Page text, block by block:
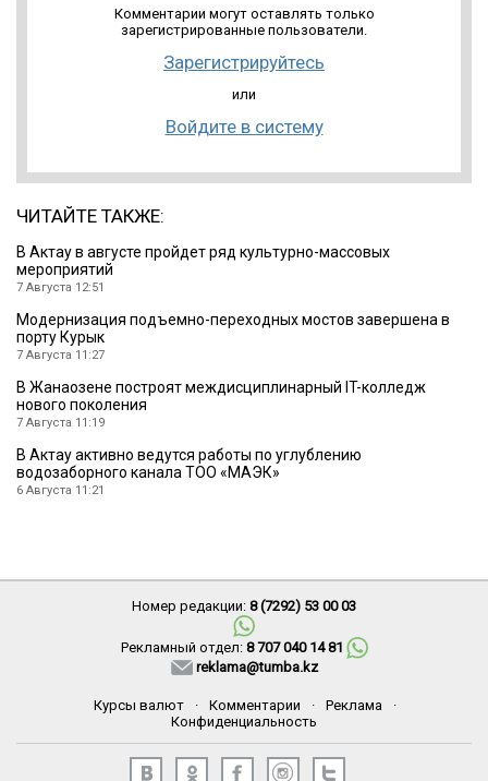
Комментарии могут оставлять только
зарегистрированные пользователи.
Зарегистрируйтесь
или
Войдите в систему
ЧИТАЙТЕ ТАКЖЕ:
В Актау в августе пройдет ряд культурно-массовых
мероприятий
7 Августа 12:51
Модернизация подъемно-переходных мостов завершена в
порту Курык
7 Августа 11:27
В Жанаозене построят междисциплинарный IT-колледж
нового поколения
7 Августа 11:19
В Актау активно ведутся работы по углублению
водозаборного канала ТОО «МАЭК»
6 Августа 11:21
Номер редакции: 8 (7292) 53 00 03
Рекламный отдел: 8 707 040 14 81
reklama@tumba.kz
Курсы валют · Комментарии · Реклама
·
Конфиденциальность